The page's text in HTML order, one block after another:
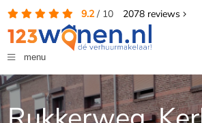
9.2/ 10 2078reviews
menu